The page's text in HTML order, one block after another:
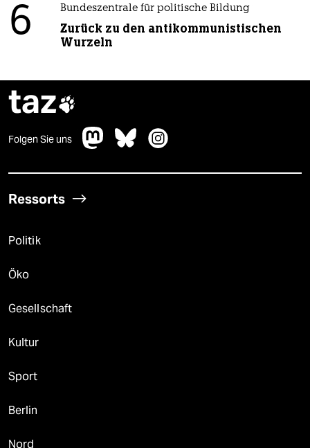
6 Bundeszentrale für politische Bildung
Zurück zu den antikommunistischen
Wurzeln
taz
Folgen Sie uns
Ressorts
Politik
Öko
Gesellschaft
Kultur
Sport
Berlin
Nord